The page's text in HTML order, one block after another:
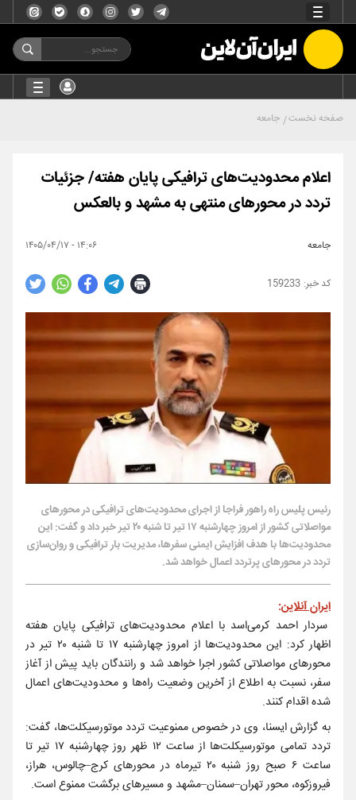
صفحه نخست جامعه
اعلام محدودیت‌های ترافیکی پایان هفته/ جزئیات
تردد در محورهای منتهی به مشهد و بالعکس
جامعه ۱۴:۰۶ - ۱۴۰۵/۰۴/۱۷
159233
رئیس پلیس راه راهور فراجا از اجرای محدودیت‌های ترافیکی در محورهای
مواصلاتی کشور از امروز چهارشنبه ۱۷ تیر تا شنبه ۲۰ تیر خبر داد و گفت: این
محدودیت‌ها با هدف افزایش ایمنی سفرها، مدیریت بار ترافیکی و روان‌سازی
تردد در محورهای پرتردد اعمال خواهد شد.
ایران آنلاین:
سردار احمد کرمی‌اسد با اعلام محدودیت‌های ترافیکی پایان هفته
اظهار کرد: این محدودیت‌ها از امروز چهارشنبه ۱۷ تا شنبه ۲۰ تیر در
محورهای مواصلاتی کشور اجرا خواهد شد و رانندگان باید پیش از آغاز
سفر، نسبت به اطلاع از آخرین وضعیت راه‌ها و محدودیت‌های اعمال‌
شده اقدام کنند.
به گزارش ایسنا، وی در خصوص ممنوعیت تردد موتورسیکلت‌ها، گفت:
تردد تمامی موتورسیکلت‌ها از ساعت ۱۲ ظهر روز چهارشنبه ۱۷ تیر تا
ساعت ۶ صبح روز شنبه ۲۰ تیرماه در محورهای کرج–چالوس، هراز،
فیروزکوه، محور تهران–سمنان–مشهد و مسیرهای برگشت ممنوع است.